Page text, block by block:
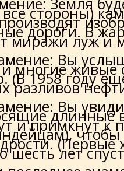
стороны)
дороги. В
миражи луж и
Вы
многие живые
(В 1958 году
разливов
Вы
длинные
и примкнут к
чтобы
(Первые
шесть лет